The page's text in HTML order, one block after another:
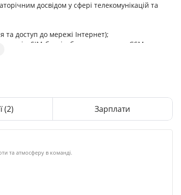
досвідом у сфері телекомунікацій та
та доступ до мережі Інтернет);
SIM-банків, багатоканальних GSM-розеток
поливу, роботизованих систем
налаштування власного обладнання;
номерів, написання ПЗ для управління
(2) Зарплати
та атмосферу в команді.